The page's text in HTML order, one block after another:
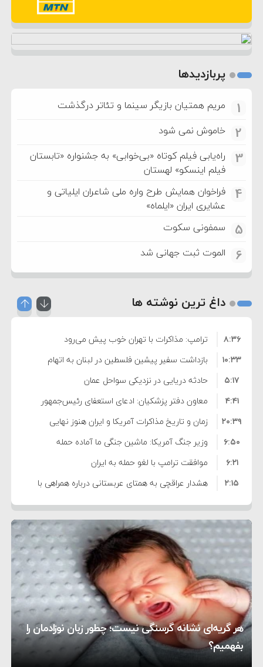
پربازدیدها
1 مریم همتیان بازیگر سینما و تئاتر درگذشت
2 خاموش نمی شود
3
راه‌یابی فیلم کوتاه «بی‌خوابی» به جشنواره «تابستان
فیلم اینسکو» لهستان
4
فراخوان همایش طرح واره ملی شاعران ایلیاتی و
عشایری ایران «ایلماه»
5 سمفونی سکوت
6 الموت ثبت جهانی شد
داغ ترین نوشته ها
ترامپ: مذاکرات با تهران خوب پیش می‌رود
۸:۳۶
بازداشت سفیر پیشین فلسطین در لبنان به اتهام
فساد و اختلاس اموال
۱۰:۳۳
حادثه دریایی در نزدیکی سواحل عمان
۵:۱۷
معاون دفتر پزشکیان: ادعای استعفای رئیس‌جمهور
واهی و کذب محض است
۴:۴۱
زمان و تاریخ مذاکرات آمریکا و ایران هنوز نهایی
نشده است
۲۰:۳۹
وزیر جنگ آمریکا: ماشین جنگی ما آماده حمله
نظامی علیه ایران است
۶:۵۰
موافقت ترامپ با لغو حمله به ایران
۶:۲۱
هشدار عراقچی به همتای عربستانی درباره همراهی با
آمریکا
۲:۱۵
مقام ارشد امنیتی: برنامه گسترده‌ای برای پاسخ به
دیوانگی آمریکا داریم
۷:۱۰
ترامپ دستور حملات جدید علیه ایران را صادر کرد
۵:۴۵
سپاه: دو نفتکش متخلف مورد اصابت قرار گرفته و
متوقف شدند
۱۲:۵۹
ترامپ مدعی توافق تاریخی برای خلع سلاح کامل
حماس شد
۸:۵۷
اعتراض عراقچی به همتای بلغارستانی به دلیل کمک
به آمریکا در حملات به ایران
۱۶:۱۹
کشورهایی که به متجاوزان کمک می کنند پاسخ
سختی خواهند گرفت
۱۰:۱۵
سنتکام پایان تجاوز جدید به ایران را اعلام کرد
۶:۰۵
هر گریه‌ای نشانه گرسنگی نیست؛ چطور زبان نوزادمان را
بفهمیم؟
تغذیه پدر می‌تواند بر سلامت نوزاد تأثیر بگذارد
روی دیگر زندگی